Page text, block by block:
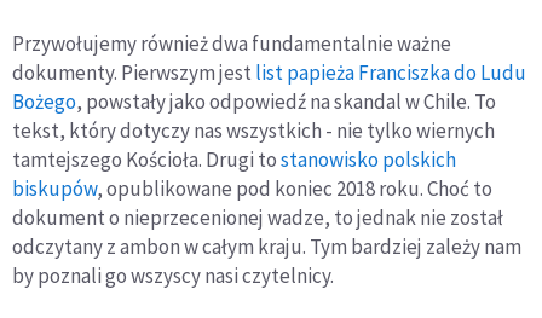
Przywołujemy również dwa fundamentalnie ważne
dokumenty. Pierwszym jest list papieża Franciszka do Ludu
Bożego, powstały jako odpowiedź na skandal w Chile. To
tekst, który dotyczy nas wszystkich - nie tylko wiernych
tamtejszego Kościoła. Drugi tostanowisko polskich
biskupów, opublikowane pod koniec 2018 roku. Choć to
dokument o nieprzecenionej wadze, to jednak nie został
odczytany z ambon w całym kraju. Tym bardziej zależy nam
by poznali go wszyscy nasi czytelnicy.